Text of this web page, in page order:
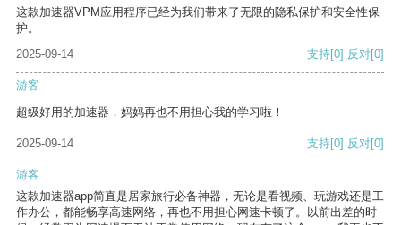
这款加速器VPM应用程序已经为我们带来了无限的隐私保护和安全性保
护。
2025-09-14
支持[0] 反对[0]
游客
超级好用的加速器，妈妈再也不用担心我的学习啦！
2025-09-14 支持[0] 反对[0]
游客
这款加速器app简直是居家旅行必备神器，无论是看视频、玩游戏还是工
作办公，都能畅享高速网络，再也不用担心网速卡顿了。以前出差的时